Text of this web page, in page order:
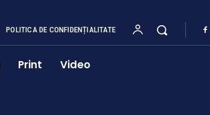
POLITICA DE CONFIDENȚIALITATE
Print Video